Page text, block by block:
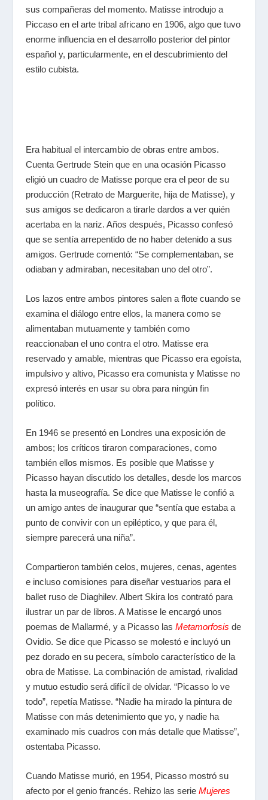
sus compañeras del momento. Matisse introdujo a
Piccaso en el arte tribal africano en 1906, algo que tuvo
enorme influencia en el desarrollo posterior del pintor
español y, particularmente, en el descubrimiento del
estilo cubista.
Era habitual el intercambio de obras entre ambos.
Cuenta Gertrude Stein que en una ocasión Picasso
eligió un cuadro de Matisse porque era el peor de su
producción (Retrato de Marguerite, hija de Matisse), y
sus amigos se dedicaron a tirarle dardos a ver quién
acertaba en la nariz. Años después, Picasso confesó
que se sentía arrepentido de no haber detenido a sus
amigos. Gertrude comentó: “Se complementaban, se
odiaban y admiraban, necesitaban uno del otro”.
Los lazos entre ambos pintores salen a flote cuando se
examina el diálogo entre ellos, la manera como se
alimentaban mutuamente y también como
reaccionaban el uno contra el otro. Matisse era
reservado y amable, mientras que Picasso era egoísta,
impulsivo y altivo, Picasso era comunista y Matisse no
expresó interés en usar su obra para ningún fin
político.
En 1946 se presentó en Londres una exposición de
ambos; los críticos tiraron comparaciones, como
también ellos mismos. Es posible que Matisse y
Picasso hayan discutido los detalles, desde los marcos
hasta la museografía. Se dice que Matisse le confió a
un amigo antes de inaugurar que “sentía que estaba a
punto de convivir con un epiléptico, y que para él,
siempre parecerá una niña”.
Compartieron también celos, mujeres, cenas, agentes
e incluso comisiones para diseñar vestuarios para el
ballet ruso de Diaghilev. Albert Skira los contrató para
ilustrar un par de libros. A Matisse le encargó unos
poemas de Mallarmé, y a Picasso las Metamorfosis de
Ovidio. Se dice que Picasso se molestó e incluyó un
pez dorado en su pecera, símbolo característico de la
obra de Matisse. La combinación de amistad, rivalidad
y mutuo estudio será difícil de olvidar. “Picasso lo ve
todo”, repetía Matisse. “Nadie ha mirado la pintura de
Matisse con más detenimiento que yo, y nadie ha
examinado mis cuadros con más detalle que Matisse”,
ostentaba Picasso.
Cuando Matisse murió, en 1954, Picasso mostró su
afecto por el genio francés. Rehizo las serie Mujeres